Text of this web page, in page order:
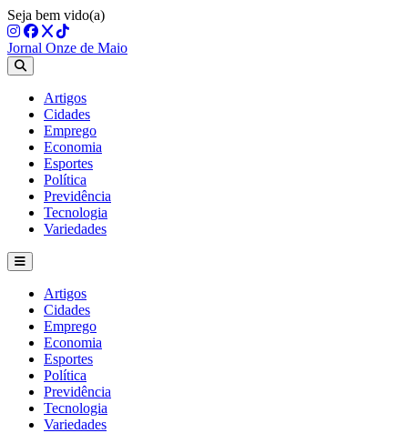
Seja bem vido(a)
Jornal Onze de Maio
Artigos
Cidades
Emprego
Economia
Esportes
Política
Previdência
Tecnologia
Variedades
Artigos
Cidades
Emprego
Economia
Esportes
Política
Previdência
Tecnologia
Variedades